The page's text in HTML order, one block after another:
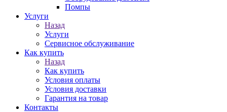
Помпы
Услуги
Назад
Услуги
Сервисное обслуживание
Как купить
Назад
Как купить
Условия оплаты
Условия доставки
Гарантия на товар
Контакты